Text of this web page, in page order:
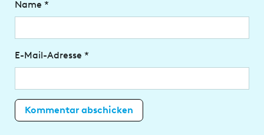
Name *
E-Mail-Adresse *